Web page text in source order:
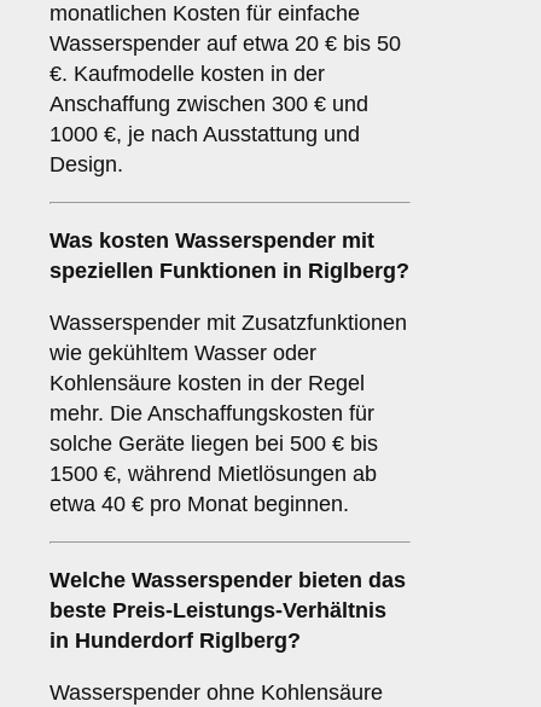
monatlichen Kosten für einfache
Wasserspender auf etwa 20 € bis 50
€. Kaufmodelle kosten in der
Anschaffung zwischen 300 € und
1000 €, je nach Ausstattung und
Design.
Was kosten Wasserspender mit
speziellen Funktionen in Riglberg?
Wasserspender mit Zusatzfunktionen
wie gekühltem Wasser oder
Kohlensäure kosten in der Regel
mehr. Die Anschaffungskosten für
solche Geräte liegen bei 500 € bis
1500 €, während Mietlösungen ab
etwa 40 € pro Monat beginnen.
Welche Wasserspender bieten das
beste Preis-Leistungs-Verhältnis
in Hunderdorf Riglberg?
Wasserspender ohne Kohlensäure